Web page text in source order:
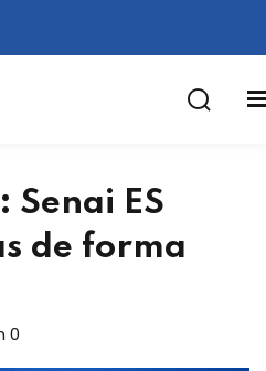
Senai ES
de forma
0